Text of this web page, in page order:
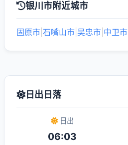
银川市附近城市
固原市 石嘴山市 吴忠市 中卫市
日出日落
日出
06:03